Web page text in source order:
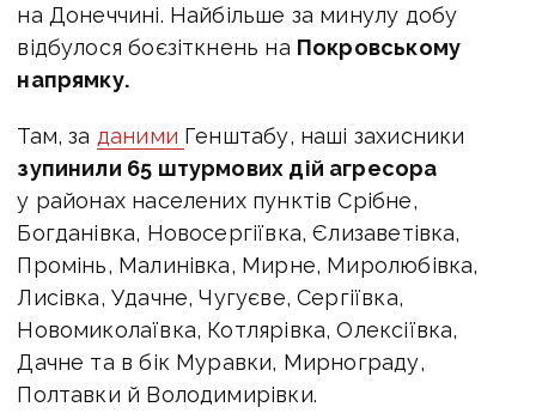
на Донеччині. Найбільше за минулу добу
відбулося боєзіткнень на Покровському
напрямку.
Там, за даними Генштабу, наші захисники
зупинили 65 штурмових дій агресора
у районах населених пунктів Срібне,
Богданівка, Новосергіївка, Єлизаветівка,
Промінь, Малинівка, Мирне, Миролюбівка,
Лисівка, Удачне, Чугуєве, Сергіївка,
Новомиколаївка, Котлярівка, Олексіївка,
Дачне та в бік Муравки, Мирнограду,
Полтавки й Володимирівки.